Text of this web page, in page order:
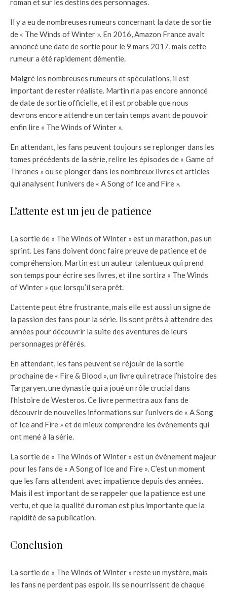
roman et sur les destins des personnages.
Il y a eu de nombreuses rumeurs concernant la date de sortie
de « The Winds of Winter ». En 2016, Amazon France avait
annoncé une date de sortie pour le 9 mars 2017, mais cette
rumeur a été rapidement démentie.
Malgré les nombreuses rumeurs et spéculations, il est
important de rester réaliste. Martin n’a pas encore annoncé
de date de sortie officielle, et il est probable que nous
devrons encore attendre un certain temps avant de pouvoir
enfin lire « The Winds of Winter ».
En attendant, les fans peuvent toujours se replonger dans les
tomes précédents de la série, relire les épisodes de « Game of
Thrones » ou se plonger dans les nombreux livres et articles
qui analysent l’univers de « A Song of Ice and Fire ».
L’attente est un jeu de patience
La sortie de « The Winds of Winter » est un marathon, pas un
sprint. Les fans doivent donc faire preuve de patience et de
compréhension. Martin est un auteur talentueux qui prend
son temps pour écrire ses livres, et il ne sortira « The Winds
of Winter » que lorsqu’il sera prêt.
L’attente peut être frustrante, mais elle est aussi un signe de
la passion des fans pour la série. Ils sont prêts à attendre des
années pour découvrir la suite des aventures de leurs
personnages préférés.
En attendant, les fans peuvent se réjouir de la sortie
prochaine de « Fire & Blood », un livre qui retrace l’histoire des
Targaryen, une dynastie qui a joué un rôle crucial dans
l’histoire de Westeros. Ce livre permettra aux fans de
découvrir de nouvelles informations sur l’univers de « A Song
of Ice and Fire » et de mieux comprendre les événements qui
ont mené à la série.
La sortie de « The Winds of Winter » est un événement majeur
pour les fans de « A Song of Ice and Fire ». C’est un moment
que les fans attendent avec impatience depuis des années.
Mais il est important de se rappeler que la patience est une
vertu, et que la qualité du roman est plus importante que la
rapidité de sa publication.
Conclusion
La sortie de « The Winds of Winter » reste un mystère, mais
les fans ne perdent pas espoir. Ils se nourrissent de chaque